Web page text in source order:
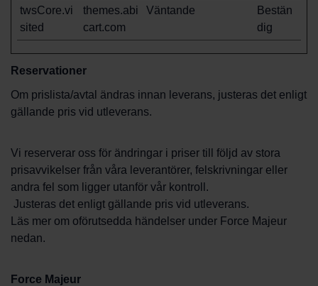
twsCore.vi
sited
themes.abi
cart.com
Väntande
Bestän
dig
Reservationer
Om prislista/avtal ändras innan leverans, justeras det enligt
gällande pris vid utleverans.
Vi reserverar oss för ändringar i priser till följd av stora
prisavvikelser från våra leverantörer, felskrivningar eller
andra fel som ligger utanför vår kontroll.
Justeras det enligt gällande pris vid utleverans.
Läs mer om oförutsedda händelser under Force Majeur
nedan.
Force Majeur